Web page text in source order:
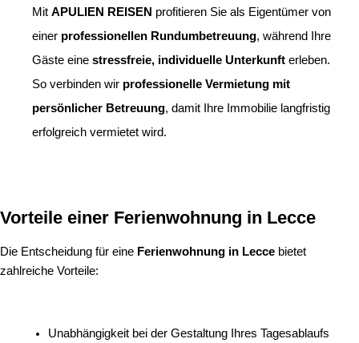
Mit APULIEN REISEN profitieren Sie als Eigentümer von
einer professionellen Rundumbetreuung, während Ihre
Gäste eine stressfreie, individuelle Unterkunft erleben.
So verbinden wir professionelle Vermietung mit
persönlicher Betreuung, damit Ihre Immobilie langfristig
erfolgreich vermietet wird.
Vorteile einer Ferienwohnung in Lecce
Die Entscheidung für eine Ferienwohnung in Lecce bietet
zahlreiche Vorteile:
Unabhängigkeit bei der Gestaltung Ihres Tagesablaufs